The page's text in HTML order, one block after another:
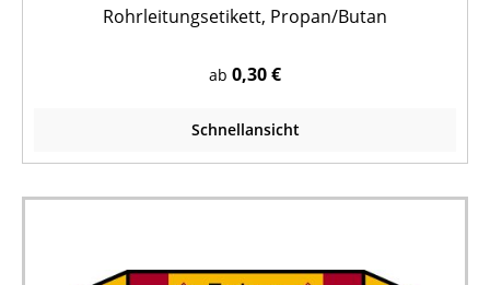
Rohrleitungsetikett, Propan/Butan
ab 0,30 €
Schnellansicht